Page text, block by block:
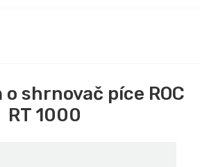
o shrnovač píce ROC
RT 1000